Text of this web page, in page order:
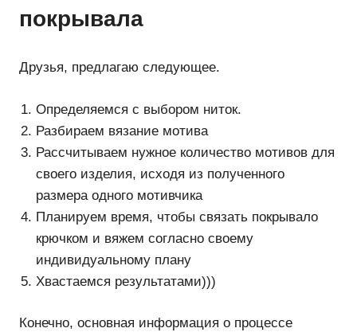
покрывала
Друзья, предлагаю следующее.
Определяемся с выбором ниток.
Разбираем вязание мотива
Рассчитываем нужное количество мотивов для
своего изделия, исходя из полученного
размера одного мотивчика
Планируем время, чтобы связать покрывало
крючком и вяжем согласно своему
индивидуальному плану
Хвастаемся результатами)))
Конечно, основная информация о процессе